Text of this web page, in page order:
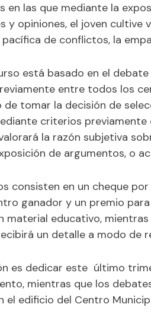
en las que mediante la
y opiniones, el joven cultive
de conflictos, la
está basado en el
entre todos los
de tomar la decisión de
criterios previamente
la razón subjetiva
de argumentos, o
consisten en un cheque
ganador y un premio
material educativo,
un detalle a modo de
es dedicar este último
mientras que los
el edificio del Centro